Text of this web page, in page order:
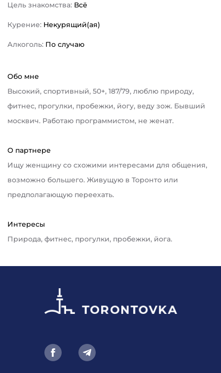
Цель знакомства: Всё
Курение: Некурящий(ая)
Алкоголь: По случаю
Обо мне
Высокий, спортивный, 50+, 187/79, люблю природу,
фитнес, прогулки, пробежки, йогу, веду зож. Бывший
москвич. Работаю программистом, не женат.
О партнере
Ищу женщину со схожими интересами для общения,
возможно большего. Живущую в Торонто или
предполагающую переехать.
Интересы
Природа, фитнес, прогулки, пробежки, йога.